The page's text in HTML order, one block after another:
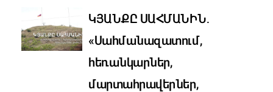
ԿՅԱՆՔԸ ՍԱՀՄԱՆԻՆ․
«Սահմանազատում,
հեռանկարներ,
մարտահրավերներ,